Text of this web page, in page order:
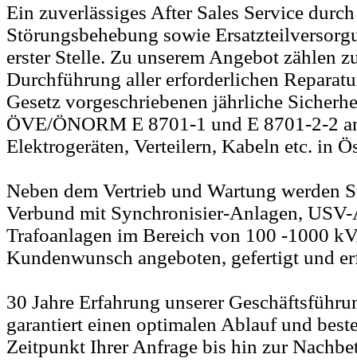
Ein zuverlässiges After Sales Service
Störungsbehebung sowie
erster Stelle. Zu unserem Angebot zählen
Durchführung aller erforderlichen
Gesetz vorgeschriebenen jährliche
ÖVE/ÖNORM E 8701-1 und E 8701-2-2
Elektrogeräten, Verteilern, Kabeln etc. in
Neben dem Vertrieb und Wartung werden
Verbund mit Synchronisier-Anlagen,
Trafoanlagen im Bereich von 100 -1000
Kundenwunsch angeboten, gefertigt und
30 Jahre Erfahrung unserer
garantiert einen optimalen Ablauf und
Zeitpunkt Ihrer Anfrage bis hin zur